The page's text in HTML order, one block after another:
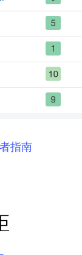
指南